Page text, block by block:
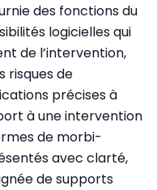
des fonctions du
logicielles qui
de l’intervention,
risques de
précises à
à une intervention
de morbi-
avec clarté,
de supports